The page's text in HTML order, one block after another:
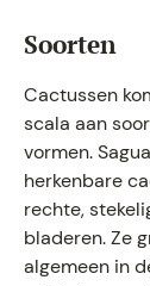
Soorten
Cactussen
scala aan
vormen.
herkenbare
rechte,
bladeren. Ze
algemeen in